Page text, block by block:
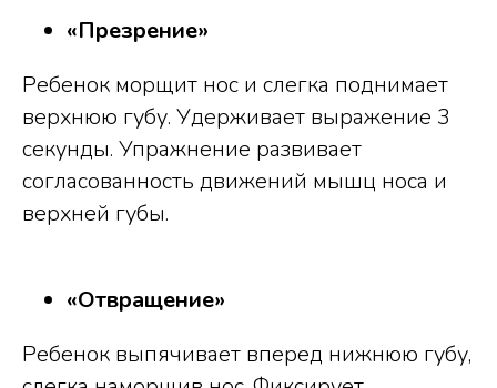
«Презрение»
Ребенок морщит нос и слегка поднимает
верхнюю губу. Удерживает выражение 3
секунды. Упражнение развивает
согласованность движений мышц носа и
верхней губы.
«Отвращение»
Ребенок выпячивает вперед нижнюю губу,